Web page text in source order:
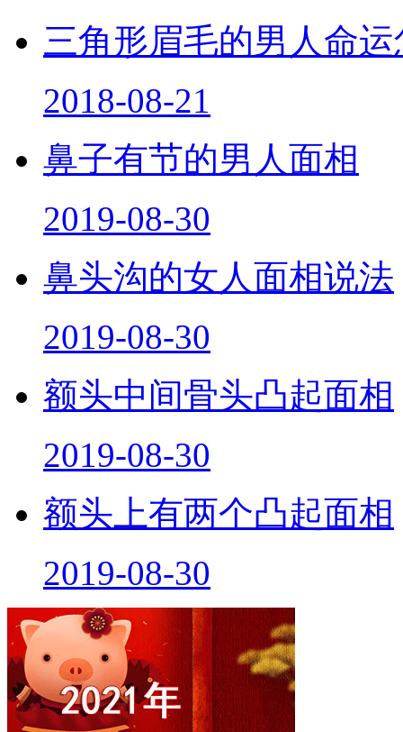
三角形眉毛的男人命
2018-08-21
鼻子有节的男人面相
2019-08-30
鼻头沟的女人面相说法
2019-08-30
额头中间骨头凸起面相
2019-08-30
额头上有两个凸起面相
2019-08-30